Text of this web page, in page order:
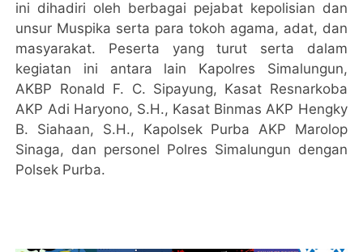
ini dihadiri oleh berbagai pejabat kepolisian dan
unsur Muspika serta para tokoh agama, adat, dan
masyarakat. Peserta yang turut serta dalam
kegiatan ini antara lain Kapolres Simalungun,
AKBP Ronald F. C. Sipayung, Kasat Resnarkoba
AKP Adi Haryono, S.H., Kasat Binmas AKP Hengky
B. Siahaan, S.H., Kapolsek Purba AKP Marolop
Sinaga, dan personel Polres Simalungun dengan
Polsek Purba.